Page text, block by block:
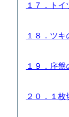
１７．ト
１８．ツ
１９．序
２０．１